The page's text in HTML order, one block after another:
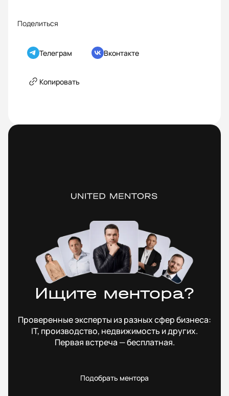
Поделиться
Телеграм Вконтакте
Копировать
Ищите ментора?
Проверенные эксперты из разных сфер бизнеса:
IT, производство, недвижимость и других.
Первая встреча — бесплатная.
Подобрать ментора